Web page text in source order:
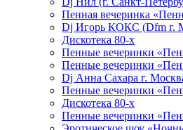
Пенная вечеринка
Dj Игорь КОКС (Dfm г.
Дискотека 80-х
Пенные вечеринки
Пенные вечеринки
Dj Анна Сахара г.
Пенные вечеринки
Дискотека 80-х
Пенные вечеринки